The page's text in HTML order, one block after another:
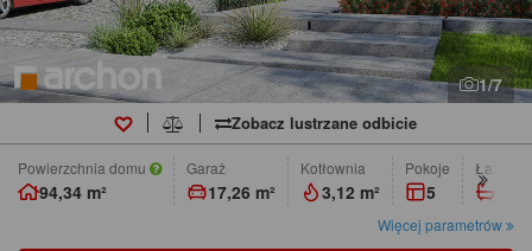
1/7
Zobacz lustrzane odbicie
Powierzchnia domu
94,34 m²
Garaż
17,26 m²
Kotłownia
3,12 m²
pokoje
5
Więcej parametrów